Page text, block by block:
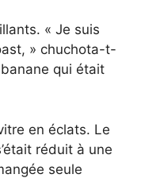
« Je suis
» chuchota-t-
qui était
en éclats. Le
réduit à une
seule